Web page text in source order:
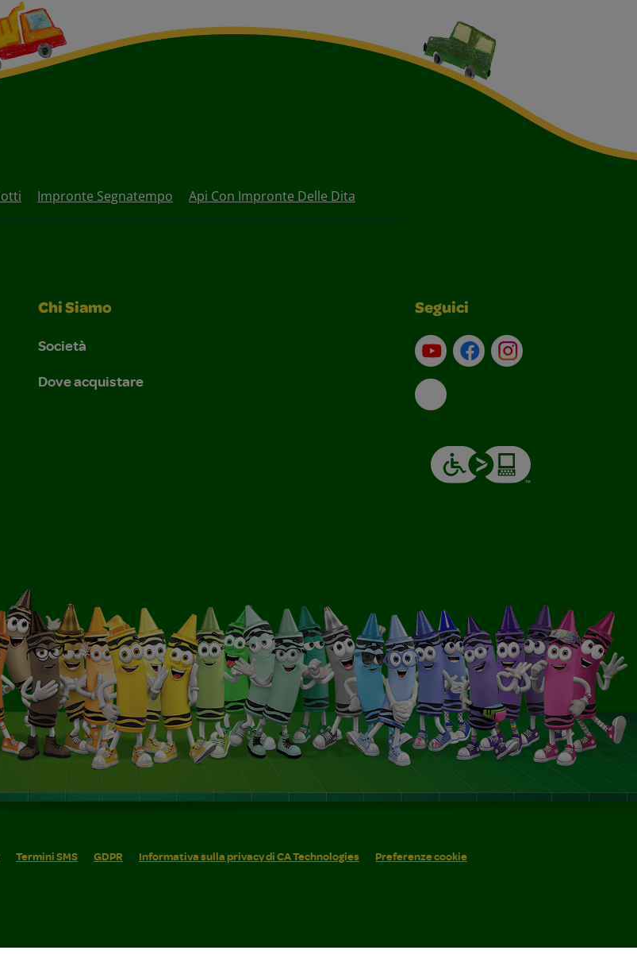
Impronte Segnatempo Api Con Impronte Delle Dita
Chi Siamo
Società
Dove acquistare
Seguici
Su YouTube
ContattiProfilo Instagram
Email
Termini SMS GDPR Informativa sulla privacy di CA Technologies
Preferenze cookie